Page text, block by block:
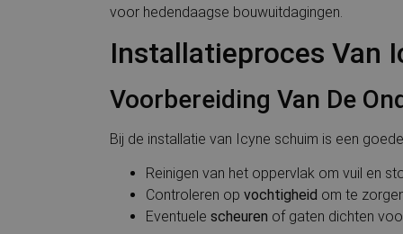
voor hedendaagse bouwuitdagingen.
Installatieproces Van
Voorbereiding Van De
Bij de installatie van Icyne schuim is een
Reinigen van het oppervlak om vuil en
Controleren op vochtigheid om te
Eventuele scheuren of gaten dichten
Naam
Naam
Naam
/
stateCode
__Secure-